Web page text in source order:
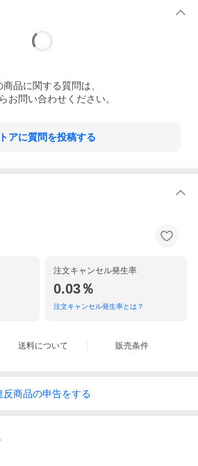
商品に関する質問は、
お問い合わせください。
アに質問を投稿する
注文キャンセル発生率
0.03％
注文キャンセル発生率とは？
送料について 販売条件
反商品の申告をする